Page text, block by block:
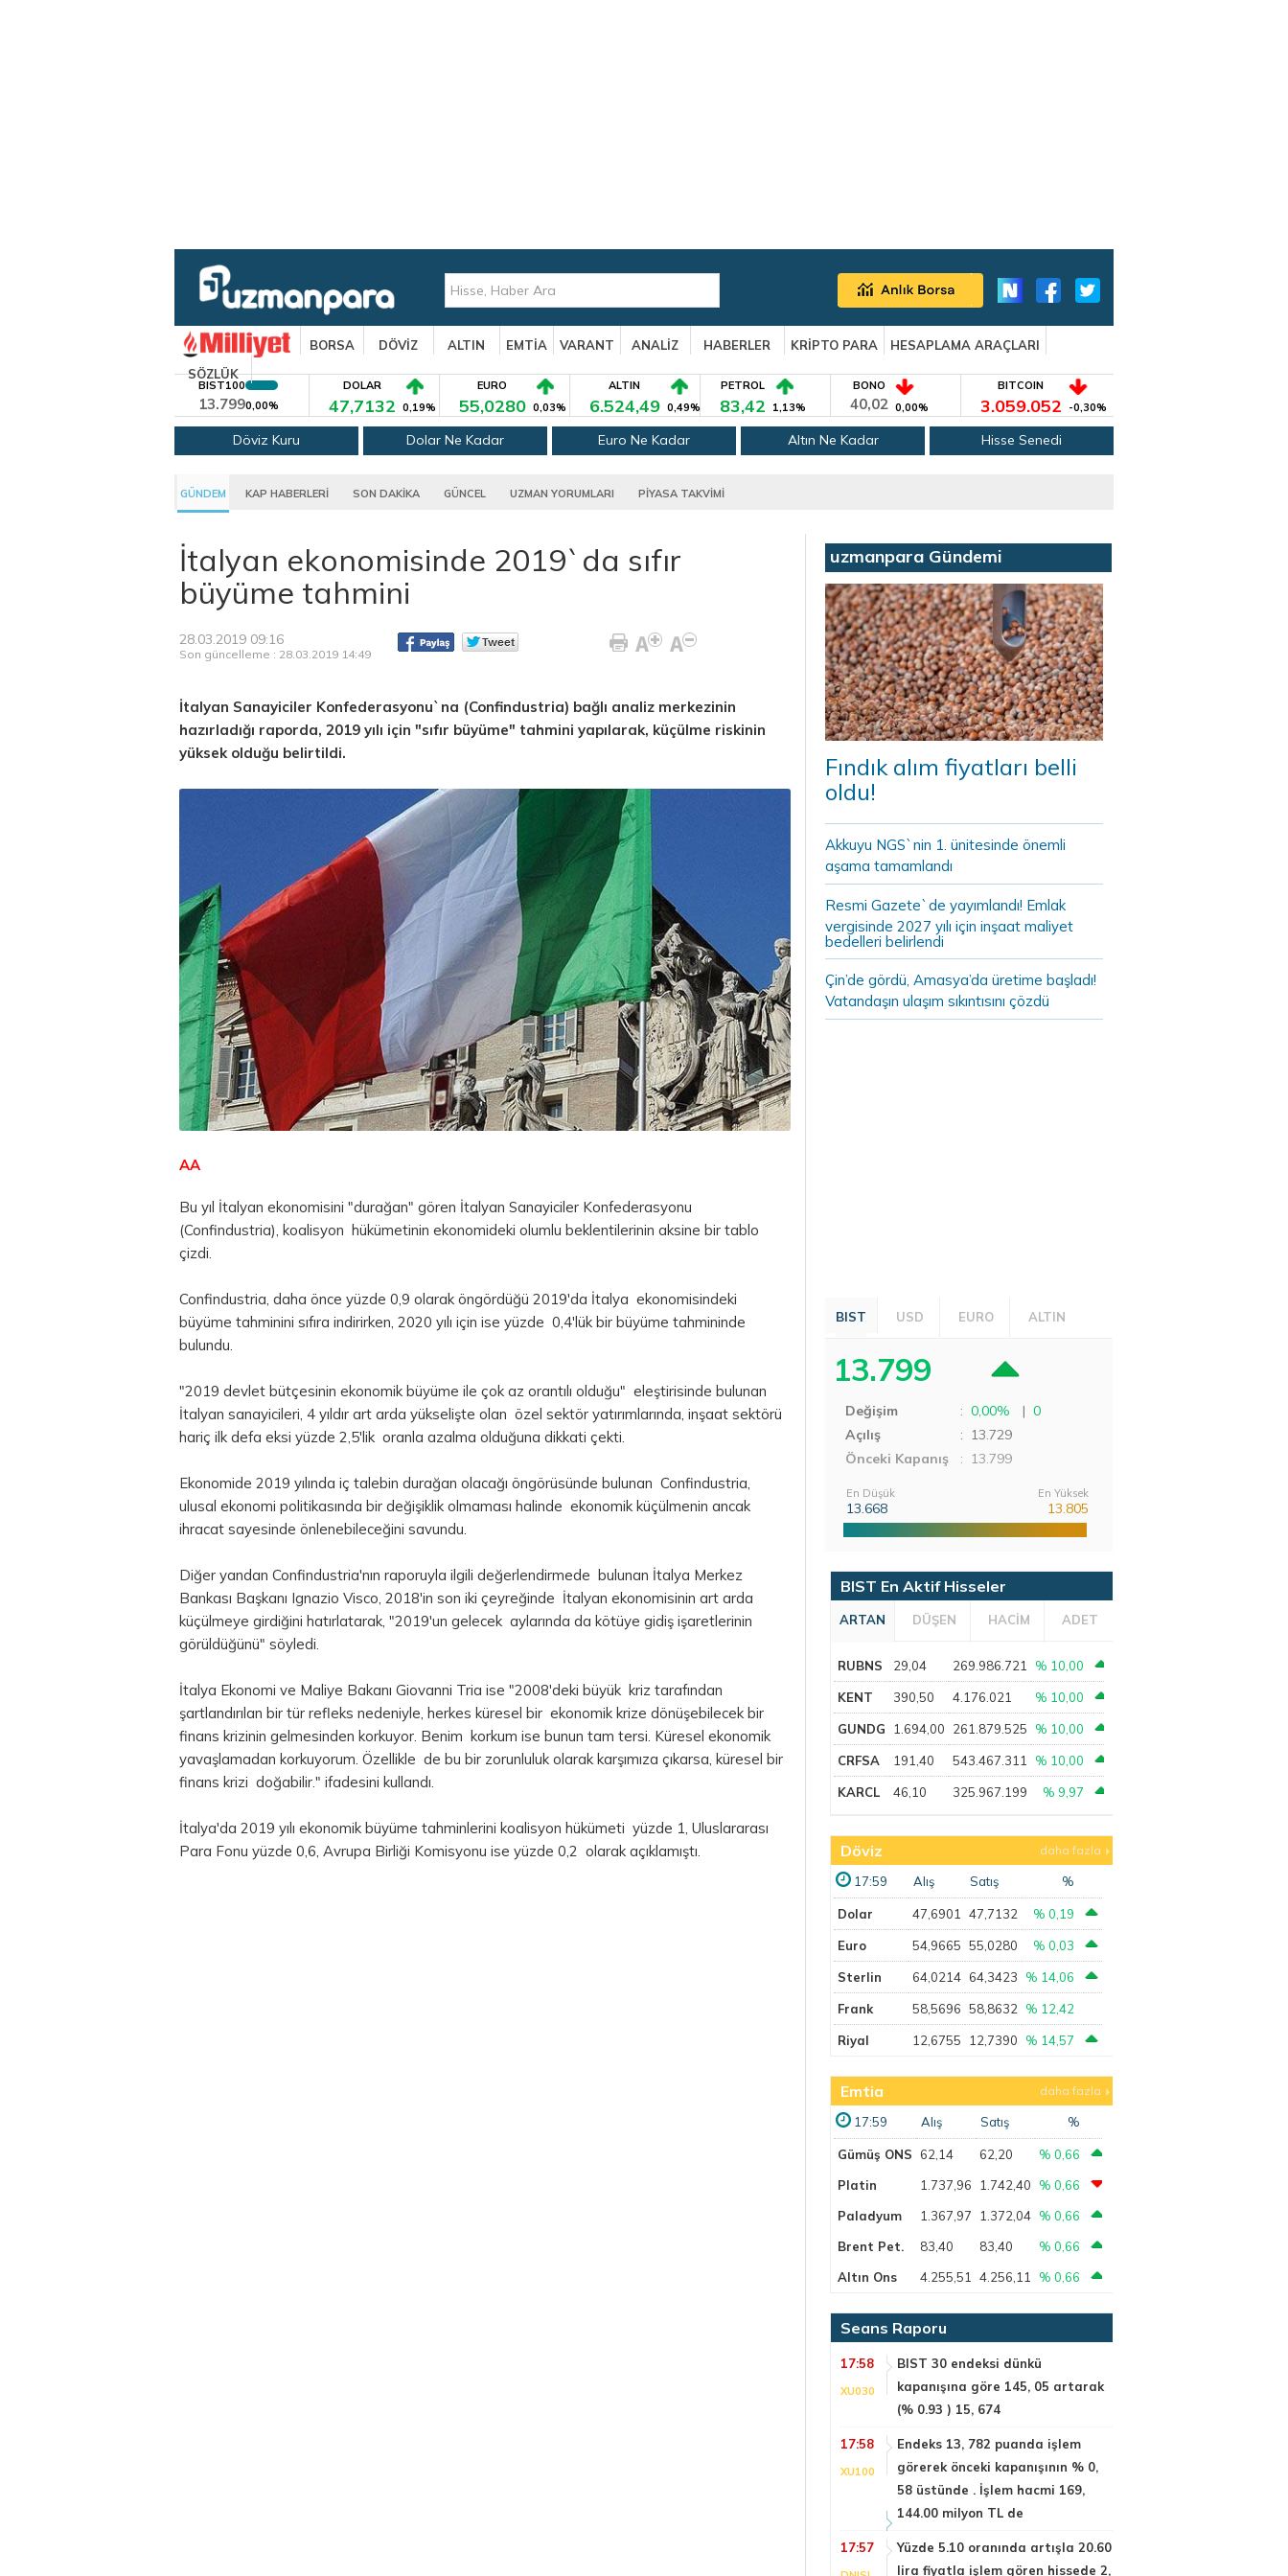
BORSA DÖVİZ ALTIN EMTİA VARANT ANALİZ HABERLER KRİPTO PARA
HESAPLAMA ARAÇLARI
SÖZLÜK
BIST100
13.7990,00%
DOLAR
47,7132 0,19%
EURO
55,0280 0,03%
ALTIN
6.524,49 0,49%
PETROL
83,42 1,13%
BONO
40,02 0,00%
BITCOIN
3.059.052 -0,30%
Döviz Kuru Dolar Ne Kadar Euro Ne Kadar Altın Ne Kadar Hisse Senedi
GÜNDEM KAP HABERLERİ SON DAKİKA GÜNCEL UZMAN YORUMLARI PİYASA TAKVİMİ
İtalyan ekonomisinde 2019`da sıfır
büyüme tahmini
28.03.2019 09:16
Son güncelleme : 28.03.2019 14:49
İtalyan Sanayiciler Konfederasyonu`na (Confindustria) bağlı analiz merkezinin
hazırladığı raporda, 2019 yılı için "sıfır büyüme" tahmini yapılarak, küçülme riskinin
yüksek olduğu belirtildi.
AA
Bu yıl İtalyan ekonomisini "durağan" gören İtalyan Sanayiciler Konfederasyonu
(Confindustria), koalisyon hükümetinin ekonomideki olumlu beklentilerinin aksine bir tablo
çizdi.
Confindustria, daha önce yüzde 0,9 olarak öngördüğü 2019'da İtalya ekonomisindeki
büyüme tahminini sıfıra indirirken, 2020 yılı için ise yüzde 0,4'lük bir büyüme tahmininde
bulundu.
"2019 devlet bütçesinin ekonomik büyüme ile çok az orantılı olduğu" eleştirisinde bulunan
İtalyan sanayicileri, 4 yıldır art arda yükselişte olan özel sektör yatırımlarında, inşaat sektörü
hariç ilk defa eksi yüzde 2,5'lik oranla azalma olduğuna dikkati çekti.
Ekonomide 2019 yılında iç talebin durağan olacağı öngörüsünde bulunan Confindustria,
ulusal ekonomi politikasında bir değişiklik olmaması halinde ekonomik küçülmenin ancak
ihracat sayesinde önlenebileceğini savundu.
Diğer yandan Confindustria'nın raporuyla ilgili değerlendirmede bulunan İtalya Merkez
Bankası Başkanı Ignazio Visco, 2018'in son iki çeyreğinde İtalyan ekonomisinin art arda
küçülmeye girdiğini hatırlatarak, "2019'un gelecek aylarında da kötüye gidiş işaretlerinin
görüldüğünü" söyledi.
İtalya Ekonomi ve Maliye Bakanı Giovanni Tria ise "2008'deki büyük kriz tarafından
şartlandırılan bir tür refleks nedeniyle, herkes küresel bir ekonomik krize dönüşebilecek bir
finans krizinin gelmesinden korkuyor. Benim korkum ise bunun tam tersi. Küresel ekonomik
yavaşlamadan korkuyorum. Özellikle de bu bir zorunluluk olarak karşımıza çıkarsa, küresel bir
finans krizi doğabilir." ifadesini kullandı.
İtalya'da 2019 yılı ekonomik büyüme tahminlerini koalisyon hükümeti yüzde 1, Uluslararası
Para Fonu yüzde 0,6, Avrupa Birliği Komisyonu ise yüzde 0,2 olarak açıklamıştı.
uzmanpara Gündemi
Fındık alım fiyatları belli
oldu!
Akkuyu NGS`nin 1. ünitesinde önemli
aşama tamamlandı
Resmi Gazete`de yayımlandı! Emlak
vergisinde 2027 yılı için inşaat maliyet
bedelleri belirlendi
Çin’de gördü, Amasya’da üretime başladı!
Vatandaşın ulaşım sıkıntısını çözdü
BIST USD EURO ALTIN
13.799
Değişim : 0,00% | 0
Açılış
: 13.729
Önceki Kapanış
: 13.799
En Düşük
13.668
En Yüksek
13.805
BIST En Aktif Hisseler
ARTAN DÜŞEN HACİM ADET
RUBNS 29,04 269.986.721 % 10,00
KENT 390,50 4.176.021 % 10,00
GUNDG 1.694,00 261.879.525 % 10,00
CRFSA 191,40 543.467.311 % 10,00
KARCL 46,10 325.967.199 % 9,97
Döviz daha fazla
17:59 Alış Satış %
Dolar 47,6901 47,7132 % 0,19
Euro 54,9665 55,0280 % 0,03
Sterlin 64,0214 64,3423 % 14,06
Frank 58,5696 58,8632 % 12,42
Riyal 12,6755 12,7390 % 14,57
Emtia daha fazla
17:59 Alış Satış %
Gümüş ONS 62,14 62,20
% 0,66
Platin
1.737,96 1.742,40
% 0,66
Paladyum
1.367,97 1.372,04 % 0,66
Brent Pet.
83,40 83,40
% 0,66
Altın Ons
4.255,51 4.256,11 % 0,66
Seans Raporu
17:58
XU030
BIST 30 endeksi dünkü
kapanışına göre 145, 05 artarak
(% 0.93 ) 15, 674
17:58
XU100
Endeks 13, 782 puanda işlem
görerek önceki kapanışının % 0,
58 üstünde . İşlem hacmi 169,
144.00 milyon TL de
17:57
Yüzde 5.10 oranında artışla 20.60
lira fiyatla işlem gören hissede 2,